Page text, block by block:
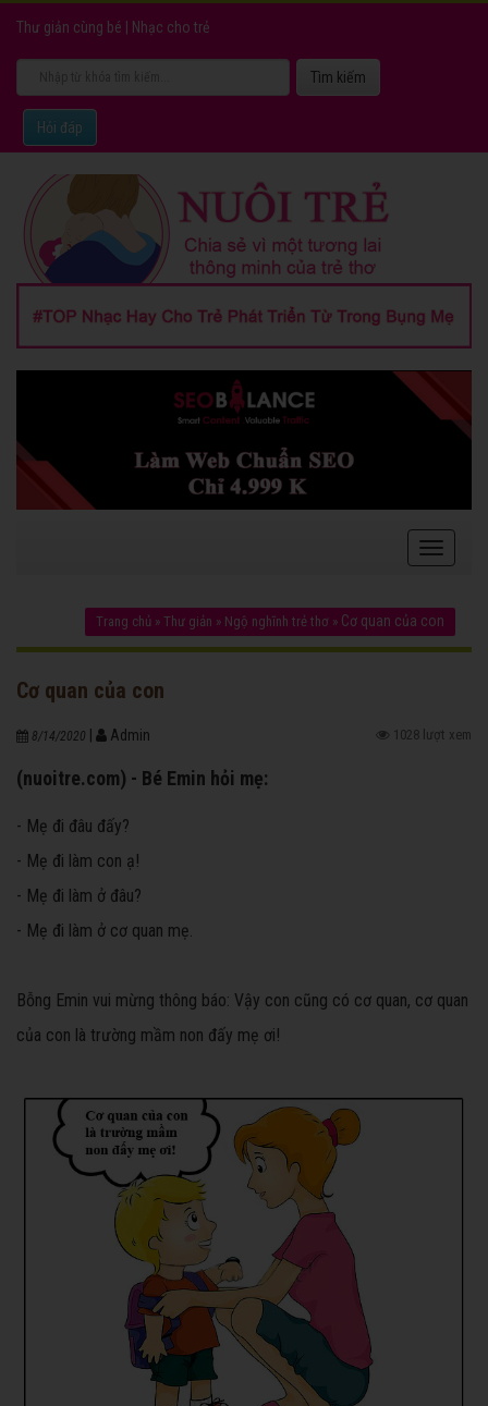
Thư giản cùng bé Nhạc cho trẻ
Hỏi đáp
Trang chủ » Thư giản » Ngộ nghĩnh trẻ thơ » Cơ quan của con
Cơ quan của con
8/14/2020 Admin 1028 lượt xem
(nuoitre.com) - Bé Emin hỏi mẹ:
- Mẹ đi đâu đấy?
- Mẹ đi làm con ạ!
- Mẹ đi làm ở đâu?
- Mẹ đi làm ở cơ quan mẹ.
Bỗng Emin vui mừng thông báo: Vậy con cũng có cơ quan, cơ quan
của con là trường mầm non đấy mẹ ơi!